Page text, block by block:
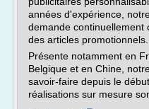
années d'expérience,
demande continuellement
des articles promotionnels.
Présente notamment en
Belgique et en Chine,
savoir-faire depuis le
réalisations sur mesure